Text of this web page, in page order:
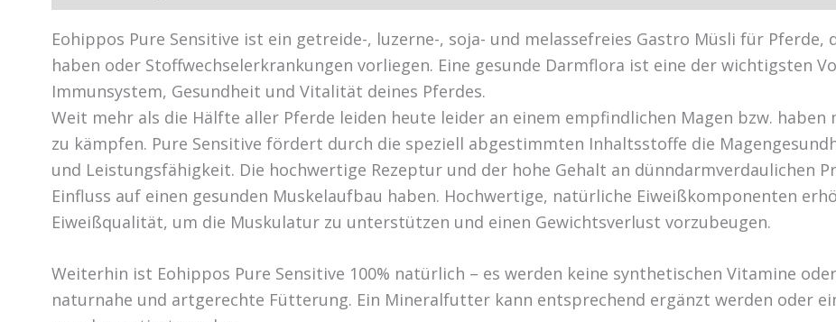
Müsli
für
dein
Menge
Eohippos Pure Sensitive ist ein getreide-, luzerne-, soja- und melassefreies Gastro Müsli für
haben oder Stoffwechselerkrankungen vorliegen. Eine gesunde Darmflora ist eine der wichtigsten
Immunsystem, Gesundheit und Vitalität deines Pferdes.
Weit mehr als die Hälfte aller Pferde leiden heute leider an einem empfindlichen Magen bzw.
zu kämpfen. Pure Sensitive fördert durch die speziell abgestimmten Inhaltsstoffe die
und Leistungsfähigkeit. Die hochwertige Rezeptur und der hohe Gehalt an dünndarmverdaulichen
Einfluss auf einen gesunden Muskelaufbau haben. Hochwertige, natürliche Eiweißkomponenten
Eiweißqualität, um die Muskulatur zu unterstützen und einen Gewichtsverlust vorzubeugen.
Weiterhin ist Eohippos Pure Sensitive 100% natürlich – es werden keine synthetischen Vitamine
naturnahe und artgerechte Fütterung. Ein Mineralfutter kann entsprechend ergänzt werden oder